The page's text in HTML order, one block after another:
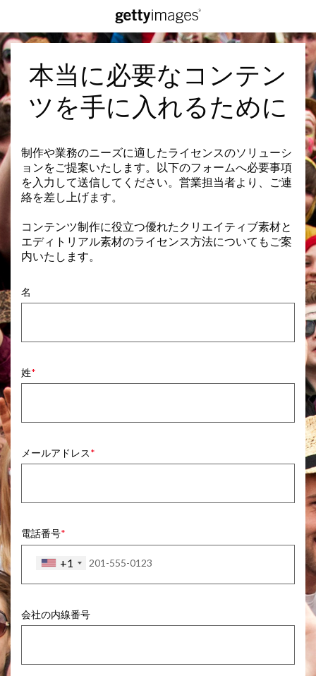
本当に必要なコンテン
ツを手に入れるために
制作や業務のニーズに適したライセンスのソリューシ
ョンをご提案いたします。以下のフォームへ必要事項
を入力して送信してください。営業担当者より、ご連
絡を差し上げます。
コンテンツ制作に役立つ優れたクリエイティブ素材と
エディトリアル素材のライセンス方法についてもご案
内いたします。
名
姓
メールアドレス
電話番号
+1
会社の内線番号